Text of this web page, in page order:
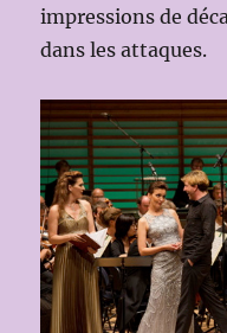
impressions de
dans les attaques.